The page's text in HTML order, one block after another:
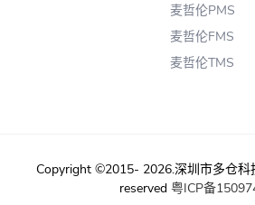
麦哲伦PMS
麦哲伦FMS
麦哲伦TMS
Copyright ©2015- 2026.深圳市多仓
reserved 粤ICP备